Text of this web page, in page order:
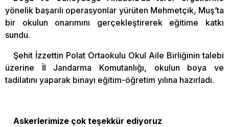
yönelik başarılı operasyonlar yürüten Mehmetçik, Muş’ta
bir okulun onarımını gerçekleştirerek eğitime katkı
sundu.
Şehit İzzettin Polat Ortaokulu Okul Aile Birliğinin talebi
üzerine İl Jandarma Komutanlığı, okulun boya ve
tadilatını yaparak binayı eğitim-öğretim yılına hazırladı.
Askerlerimize çok teşekkür ediyoruz